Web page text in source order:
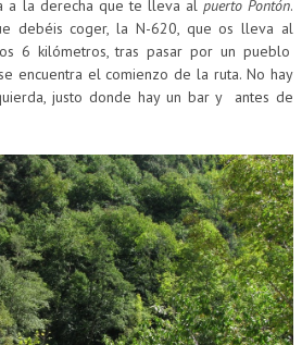
a la derecha que te lleva al puerto Pontón.
debéis coger, la N-620, que os lleva al
6 kilómetros, tras pasar por un pueblo
encuentra el comienzo de la ruta. No hay
justo donde hay un bar y antes de